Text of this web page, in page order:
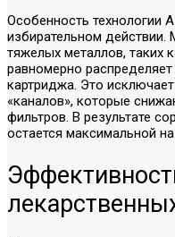
Особенность технологии
избирательном действии.
тяжелых металлов, таких
равномерно
картриджа. Это
«каналов», которые
фильтров. В результате
остается максимальной